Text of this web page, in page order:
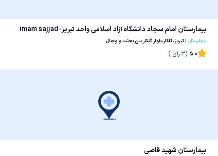
بیمارستان امام سجاد دانشگاه آزاد اسلامی واحد تبریز-imam sajjad
hospital
بیمارستان |تبریز،گلکار،بلوار گلکار بین بعثت و وصال
5.0
(
3رای )
بیمارستان شهید قاضی